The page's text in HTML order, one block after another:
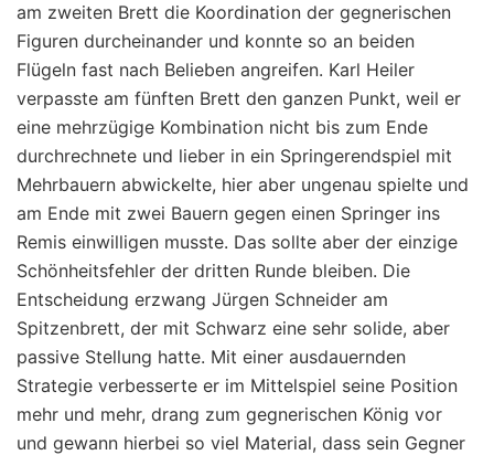
am zweiten Brett die Koordination der gegnerischen
Figuren durcheinander und konnte so an beiden
Flügeln fast nach Belieben angreifen. Karl Heiler
verpasste am fünften Brett den ganzen Punkt, weil er
eine mehrzügige Kombination nicht bis zum Ende
durchrechnete und lieber in ein Springerendspiel mit
Mehrbauern abwickelte, hier aber ungenau spielte und
am Ende mit zwei Bauern gegen einen Springer ins
Remis einwilligen musste. Das sollte aber der einzige
Schönheitsfehler der dritten Runde bleiben. Die
Entscheidung erzwang Jürgen Schneider am
Spitzenbrett, der mit Schwarz eine sehr solide, aber
passive Stellung hatte. Mit einer ausdauernden
Strategie verbesserte er im Mittelspiel seine Position
mehr und mehr, drang zum gegnerischen König vor
und gewann hierbei so viel Material, dass sein Gegner